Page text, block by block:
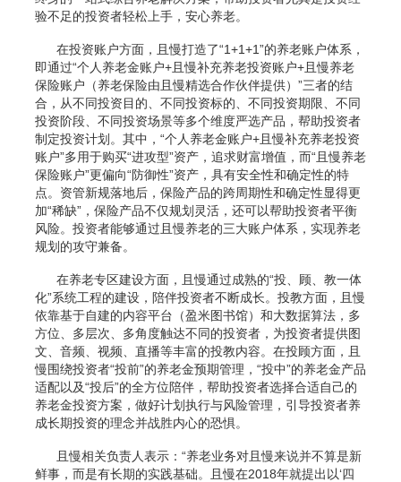
验不足的投资者轻松上手，安心养老。
在投资账户方面，且慢打造了“1+1+1”的养老账户体系，
即通过“个人养老金账户+且慢补充养老投资账户+且慢养老
保险账户（养老保险由且慢精选合作伙伴提供）”三者的结
合，从不同投资目的、不同投资标的、不同投资期限、不同
投资阶段、不同投资场景等多个维度严选产品，帮助投资者
制定投资计划。其中，“个人养老金账户+且慢补充养老投资
账户”多用于购买“进攻型”资产，追求财富增值，而“且慢养老
保险账户”更偏向“防御性”资产，具有安全性和确定性的特
点。资管新规落地后，保险产品的跨周期性和确定性显得更
加“稀缺”，保险产品不仅规划灵活，还可以帮助投资者平衡
风险。投资者能够通过且慢养老的三大账户体系，实现养老
规划的攻守兼备。
在养老专区建设方面，且慢通过成熟的“投、顾、教一体
化”系统工程的建设，陪伴投资者不断成长。投教方面，且慢
依靠基于自建的内容平台（盈米图书馆）和大数据算法，多
方位、多层次、多角度触达不同的投资者，为投资者提供图
文、音频、视频、直播等丰富的投教内容。在投顾方面，且
慢围绕投资者“投前”的养老金预期管理，“投中”的养老金产品
适配以及“投后”的全方位陪伴，帮助投资者选择合适自己的
养老金投资方案，做好计划执行与风险管理，引导投资者养
成长期投资的理念并战胜内心的恐惧。
且慢相关负责人表示：“养老业务对且慢来说并不算是新
鲜事，而是有长期的实践基础。且慢在2018年就提出以‘四